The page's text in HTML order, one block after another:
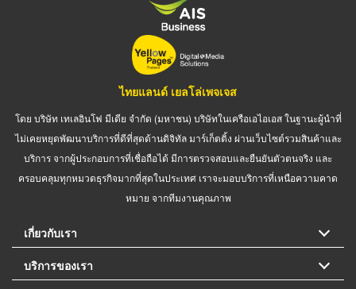
ไทยแลนด์ เยลโล่เพจเจส
โดย บริษัท เทเลอินโฟ มีเดีย จำกัด (มหาชน) บริษัทในเครือเอไอเอส ในฐานะผู้นำที่
ไม่เคยหยุดพัฒนาบริการที่ดีที่สุดด้านดิจิทัล มาร์เก็ตติ้ง ผ่านเว็บไซต์รวมสินค้าและ
บริการ จากผู้ประกอบการที่เชื่อถือได้ มีการตรวจสอบและยืนยันตัวตนจริง และ
ครอบคลุมทุกหมวดธุรกิจมากที่สุดในประเทศ เราจะมอบบริการที่เหนือความคาด
หมาย จากทีมงานคุณภาพ
เกี่ยวกับเรา
บริการของเรา